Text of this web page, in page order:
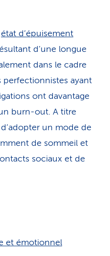
état d’épuisement
d’une longue
dans le cadre
perfectionnistes ayant
ont davantage
burn-out. A titre
un mode de
de sommeil et
sociaux et de
et émotionnel